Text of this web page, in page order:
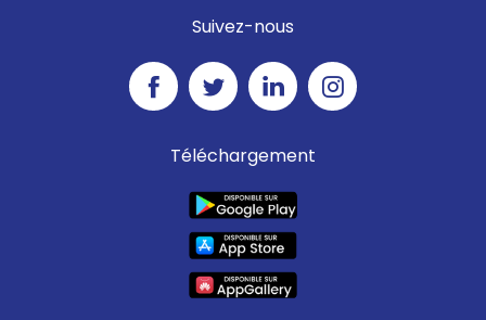
Suivez-nous
Téléchargement